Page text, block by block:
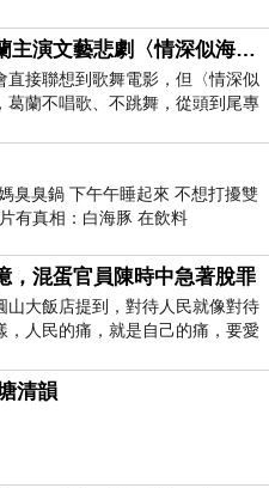
photo/?fbid=147
AI27歲的葛蘭主演文藝悲劇〈情深似海〉 #戀上老電影 #葛蘭 #粟子
直接聯想到歌舞電影，但〈情深似
葛蘭不唱歌、不跳舞，從頭到尾專
，經常工作超過12個鐘
臭臭鍋 下午午睡起來 不想打擾雙
有真相：白海豚 在飲料
，混蛋官員陳時中急著脫罪
山大飯店提到，對待人民就像對待
，人民的痛，就是自己的痛，要愛
好聽，實際上根本沒做
清韻